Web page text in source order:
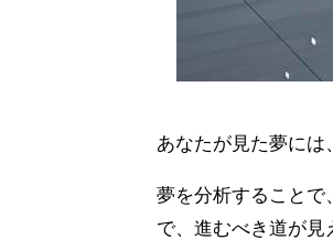
あなたが見た夢には
夢を分析することで
で、進むべき道が見